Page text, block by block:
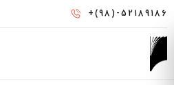
به
محتوای
اصلی
+(98)-52189186